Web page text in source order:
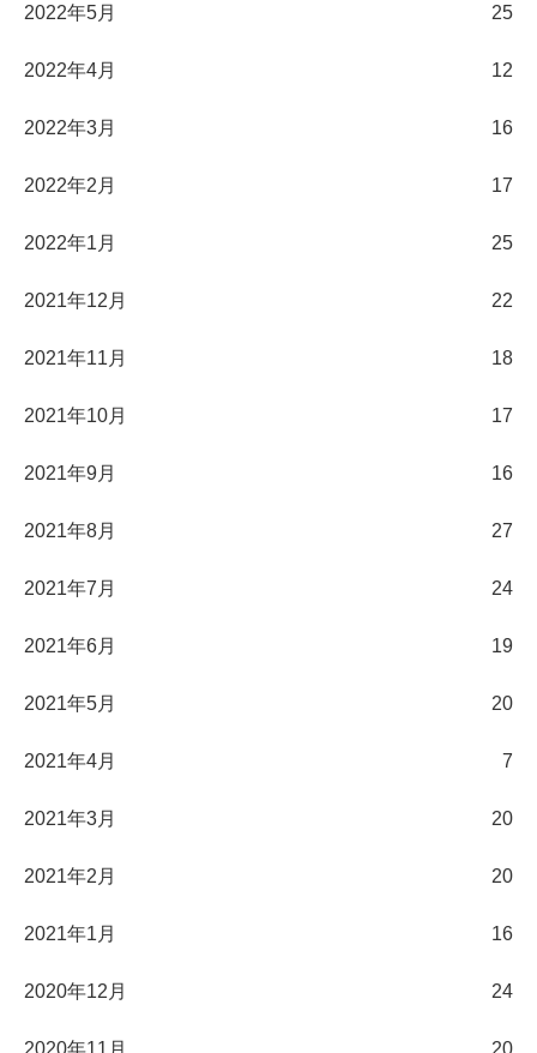
2022年5月 25
2022年4月 12
2022年3月 16
2022年2月 17
2022年1月 25
2021年12月 22
2021年11月 18
2021年10月 17
2021年9月 16
2021年8月 27
2021年7月 24
2021年6月 19
2021年5月 20
2021年4月 7
2021年3月 20
2021年2月 20
2021年1月 16
2020年12月 24
2020年11月 20